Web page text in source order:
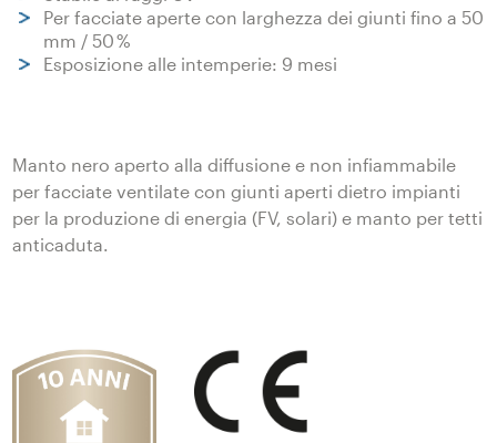
Per facciate aperte con larghezza dei giunti fino a 50
mm / 50 %
Esposizione alle intemperie: 9 mesi
Manto nero aperto alla diffusione e non infiammabile
per facciate ventilate con giunti aperti dietro impianti
per la produzione di energia (FV, solari) e manto per tetti
anticaduta.